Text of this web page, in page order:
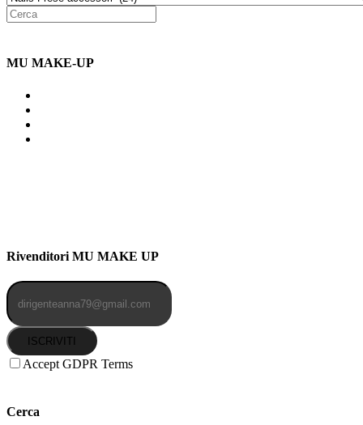
MU MAKE-UP
Rivenditori MU MAKE UP
ISCRIVITI
Accept GDPR Terms
Cerca